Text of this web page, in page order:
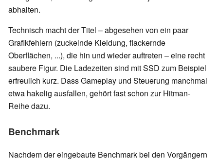
abhalten.
Technisch macht der Titel – abgesehen von ein paar
Grafikfehlern (zuckelnde Kleidung, flackernde
Oberflächen, ...), die hin und wieder auftreten – eine recht
saubere Figur. Die Ladezeiten sind mit SSD zum Beispiel
erfreulich kurz. Dass Gameplay und Steuerung manchmal
etwa hakelig ausfallen, gehört fast schon zur Hitman-
Reihe dazu.
Benchmark
Nachdem der eingebaute Benchmark bei den Vorgängern